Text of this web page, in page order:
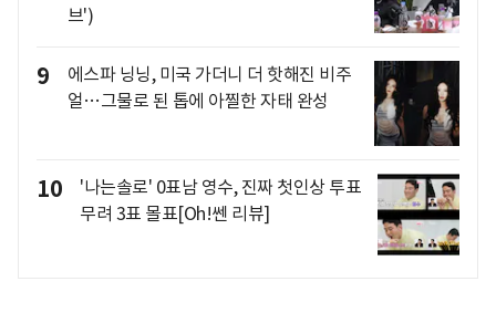
브')
9
에스파 닝닝, 미국 가더니 더 핫해진 비주
얼…그물로 된 톱에 아찔한 자태 완성
10
'나는솔로' 0표남 영수, 진짜 첫인상 투표
무려 3표 몰표[Oh!쎈 리뷰]